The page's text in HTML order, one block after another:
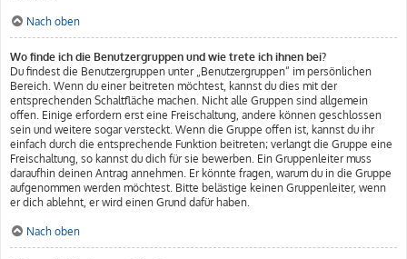
Nach oben
Wo finde ich die Benutzergruppen und wie trete ich ihnen bei?
Du findest die Benutzergruppen unter „Benutzergruppen“ im persönlichen
Bereich. Wenn du einer beitreten möchtest, kannst du dies mit der
entsprechenden Schaltfläche machen. Nicht alle Gruppen sind allgemein
offen. Einige erfordern erst eine Freischaltung, andere können geschlossen
sein und weitere sogar versteckt. Wenn die Gruppe offen ist, kannst du ihr
einfach durch die entsprechende Funktion beitreten; verlangt die Gruppe eine
Freischaltung, so kannst du dich für sie bewerben. Ein Gruppenleiter muss
daraufhin deinen Antrag annehmen. Er könnte fragen, warum du in die Gruppe
aufgenommen werden möchtest. Bitte belästige keinen Gruppenleiter, wenn
er dich ablehnt, er wird einen Grund dafür haben.
Nach oben